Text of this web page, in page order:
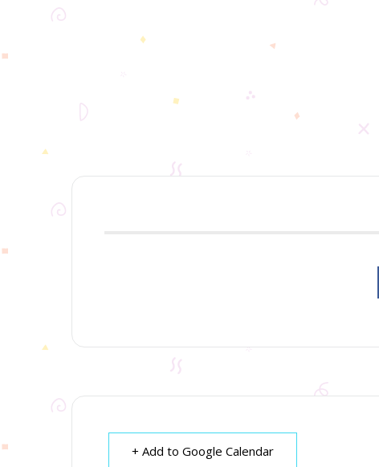
+ Add to Google Calendar